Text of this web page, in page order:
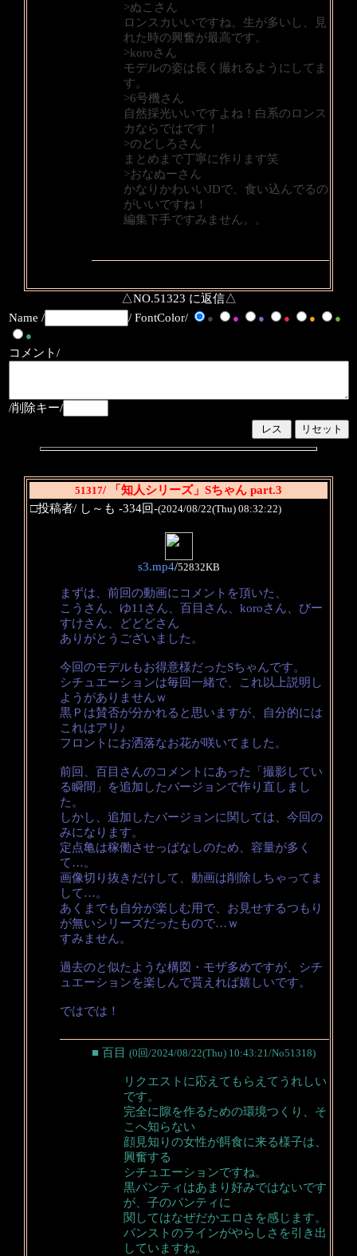
>ぬこさん
ロンスカいいですね。生が多いし、見
れた時の興奮が最高です。
>koroさん
モデルの姿は長く撮れるようにしてま
す。
>6号機さん
自然採光いいですよね！白系のロンス
カならではです！
>のどしろさん
まとめまで丁寧に作ります笑
>おなぬーさん
かなりかわいいJDで、食い込んでるの
がいいですね！
編集下手ですみません。。
△NO.51323 に返信△
Name /
/ FontColor/ ● ● ● ● ●
●
●
コメント/
/削除キー/
51317/ 「知人シリーズ」Sちゃん part.3
□投稿者/ し～も -334回-(2024/08/22(Thu) 08:32:22)
s3.mp4/52832KB
まずは、前回の動画にコメントを頂いた、
こうさん、ゆ11さん、百目さん、koroさん、びー
すけさん、どどどさん
ありがとうございました。
今回のモデルもお得意様だったSちゃんです。
シチュエーションは毎回一緒で、これ以上説明し
ようがありませんｗ
黒Ｐは賛否が分かれると思いますが、自分的には
これはアリ♪
フロントにお洒落なお花が咲いてました。
前回、百目さんのコメントにあった「撮影してい
る瞬間」を追加したバージョンで作り直しまし
た。
しかし、追加したバージョンに関しては、今回の
みになります。
定点亀は稼働させっぱなしのため、容量が多く
て…。
画像切り抜きだけして、動画は削除しちゃってま
して…。
あくまでも自分が楽しむ用で、お見せするつもり
が無いシリーズだったもので…ｗ
すみません。
過去のと似たような構図・モザ多めですが、シチ
ュエーションを楽しんで貰えれば嬉しいです。
ではでは！
■ 百目 (0回/2024/08/22(Thu) 10:43:21/No51318)
リクエストに応えてもらえてうれしい
です。
完全に隙を作るための環境つくり、そ
こへ知らない
顔見知りの女性が餌食に来る様子は、
興奮する
シチュエーションですね。
黒パンティはあまり好みではないです
が、子のパンティに
関してはなぜだかエロさを感じます。
パンストのラインがやらしさを引き出
していますね。